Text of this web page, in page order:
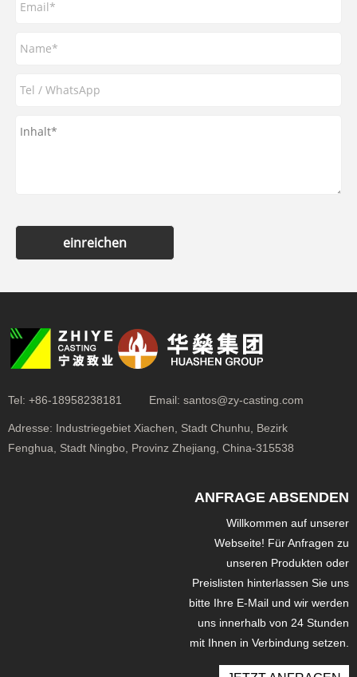
einreichen
Tel: +86-18958238181 Email: santos@zy-casting.com
Adresse: Industriegebiet Xiachen, Stadt Chunhu, Bezirk
Fenghua, Stadt Ningbo, Provinz Zhejiang, China-315538
ANFRAGE ABSENDEN
Willkommen auf unserer
Webseite! Für Anfragen zu
unseren Produkten oder
Preislisten hinterlassen Sie uns
bitte Ihre E-Mail und wir werden
uns innerhalb von 24 Stunden
mit Ihnen in Verbindung setzen.